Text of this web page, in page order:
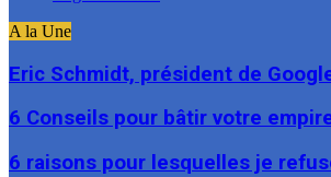
A la Une
Eric Schmidt, président de
6 Conseils pour bâtir votre
6 raisons pour lesquelles je